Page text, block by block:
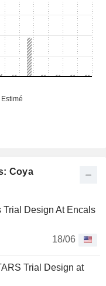
Coya
Trial Design At Encals
18/06
Trial Design at